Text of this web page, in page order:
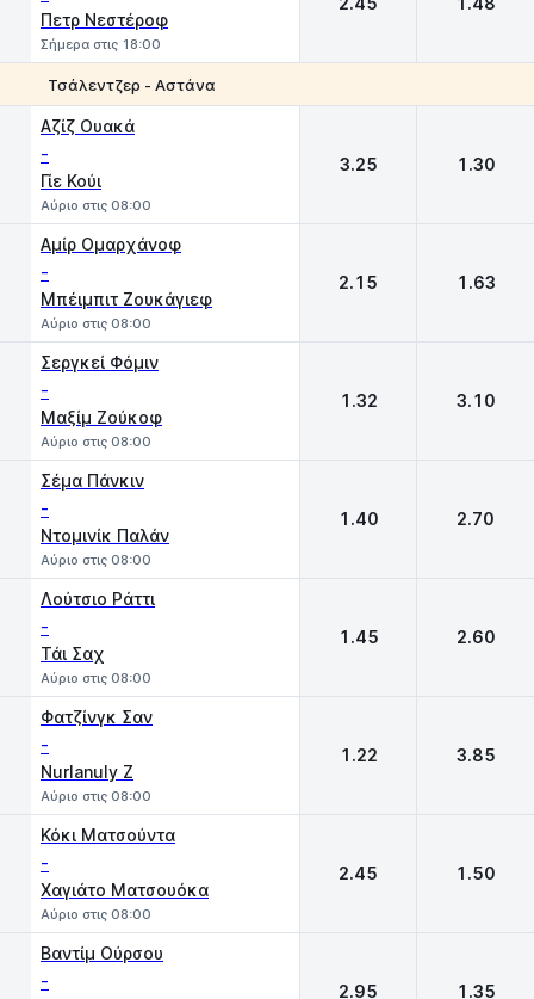
Πετρ Νεστέροφ
Σήμερα στις 18:00
Τσάλεντζερ - Αστάνα
Αζίζ Ουακά
-
Γίε Κούι
Αύριο στις 08:00
3.25 1.30
Αμίρ Ομαρχάνοφ
-
Μπέιμπιτ Ζουκάγιεφ
Αύριο στις 08:00
2.15 1.63
Σεργκεί Φόμιν
-
Μαξίμ Ζούκοφ
Αύριο στις 08:00
1.32 3.10
Σέμα Πάνκιν
-
Ντομινίκ Παλάν
Αύριο στις 08:00
1.40 2.70
Λούτσιο Ράττι
-
Τάι Σαχ
Αύριο στις 08:00
1.45 2.60
Φατζίνγκ Σαν
-
Nurlanuly Z
Αύριο στις 08:00
1.22 3.85
Κόκι Ματσούντα
-
Χαγιάτο Ματσουόκα
Αύριο στις 08:00
2.45 1.50
Βαντίμ Ούρσου
- 2.95 1.35